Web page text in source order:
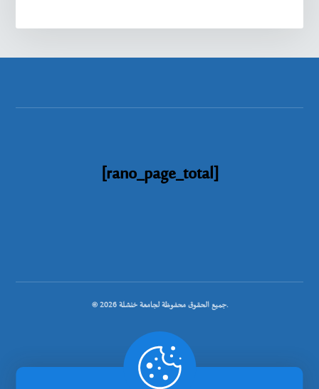
[rano_page_total]
© جميع الحقوق محفوظة لجامعة خنشلة 2026.
.